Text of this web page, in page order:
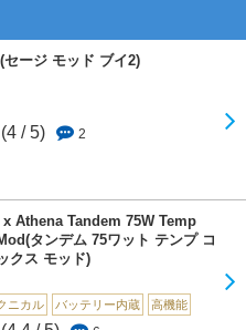
ージ モッド ブイ2)
(4 / 5) 2
Athena Tandem 75W Temp
タンデム 75ワット テンプ コ
クス モッド)
ニカル バッテリー内蔵 高機能